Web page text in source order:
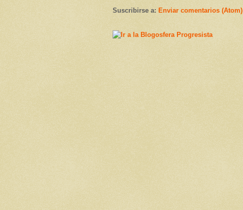
Suscribirse a: Enviar comentarios (Atom)